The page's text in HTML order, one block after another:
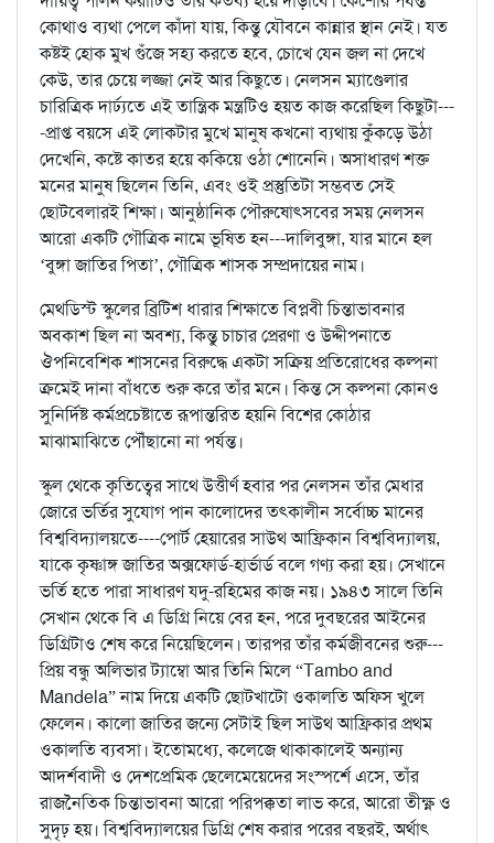
কোথাও ব্যথা পেলে কাঁদা যায়, কিন্তু যৌবনে কান্নার স্থান নেই। যত
কষ্টই হোক মুখ গুঁজে সহ্য করতে হবে, চোখে যেন জল না দেখে
কেউ, তার চেয়ে লজ্জা নেই আর কিছুতে। নেলসন ম্যাণ্ডেলার
চারিত্রিক দার্ঢ্যতে এই তান্ত্রিক মন্ত্রটিও হয়ত কাজ করেছিল কিছুটা---
-প্রাপ্ত বয়সে এই লোকটার মুখে মানুষ কখনো ব্যথায় কুঁকড়ে উঠা
দেখেনি, কষ্টে কাতর হয়ে ককিয়ে ওঠা শোনেনি। অসাধারণ শক্ত
মনের মানুষ ছিলেন তিনি, এবং ওই প্রস্তুতিটা সম্ভবত সেই
ছোটবেলারই শিক্ষা। আনুষ্ঠানিক পৌরুষোৎসবের সময় নেলসন
আরো একটি গৌত্রিক নামে ভূষিত হন---দালিবুঙ্গা, যার মানে হল
‘বুঙ্গা জাতির পিতা’, গৌত্রিক শাসক সম্প্রদায়ের নাম।
মেথডিস্ট স্কুলের ব্রিটিশ ধারার শিক্ষাতে বিপ্লবী চিন্তাভাবনার
অবকাশ ছিল না অবশ্য, কিন্তু চাচার প্রেরণা ও উদ্দীপনাতে
ঔপনিবেশিক শাসনের বিরুদ্ধে একটা সক্রিয় প্রতিরোধের কল্পনা
ক্রমেই দানা বাঁধতে শুরু করে তাঁর মনে। কিন্ত সে কল্পনা কোনও
সুনির্দিষ্ট কর্মপ্রচেষ্টাতে রূপান্তরিত হয়নি বিশের কোঠার
মাঝামাঝিতে পৌঁছানো না পর্যন্ত।
স্কুল থেকে কৃতিত্বের সাথে উত্তীর্ণ হবার পর নেলসন তাঁর মেধার
জোরে ভর্তির সুযোগ পান কালোদের তৎকালীন সর্বোচ্চ মানের
বিশ্ববিদ্যালয়তে----পোর্ট হেয়ারের সাউথ আফ্রিকান বিশ্ববিদ্যালয়,
যাকে কৃষ্ণাঙ্গ জাতির অক্সফোর্ড-হার্ভার্ড বলে গণ্য করা হয়। সেখানে
ভর্তি হতে পারা সাধারণ যদু-রহিমের কাজ নয়। ১৯৪৩ সালে তিনি
সেখান থেকে বি এ ডিগ্রি নিয়ে বের হন, পরে দুবছরের আইনের
ডিগ্রিটাও শেষ করে নিয়েছিলেন। তারপর তাঁর কর্মজীবনের শুরু---
প্রিয় বন্ধু অলিভার ট্যাম্বো আর তিনি মিলে “Tambo and
Mandela” নাম দিয়ে একটি ছোটখাটো ওকালতি অফিস খুলে
ফেলেন। কালো জাতির জন্যে সেটাই ছিল সাউথ আফ্রিকার প্রথম
ওকালতি ব্যবসা। ইতোমধ্যে, কলেজে থাকাকালেই অন্যান্য
আদর্শবাদী ও দেশপ্রেমিক ছেলেমেয়েদের সংস্পর্শে এসে, তাঁর
রাজনৈতিক চিন্তাভাবনা আরো পরিপক্কতা লাভ করে, আরো তীক্ষ্ণ ও
সুদৃঢ় হয়। বিশ্ববিদ্যালয়ের ডিগ্রি শেষ করার পরের বছরই, অর্থাৎ